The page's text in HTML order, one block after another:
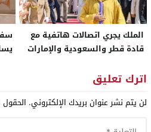
الملك يجري اتصالات هاتفية مع
قادة قطر والسعودية والإمارات
اترك تعليق
لن يتم نشر عنوان بريدك الإلكتروني. الحقول